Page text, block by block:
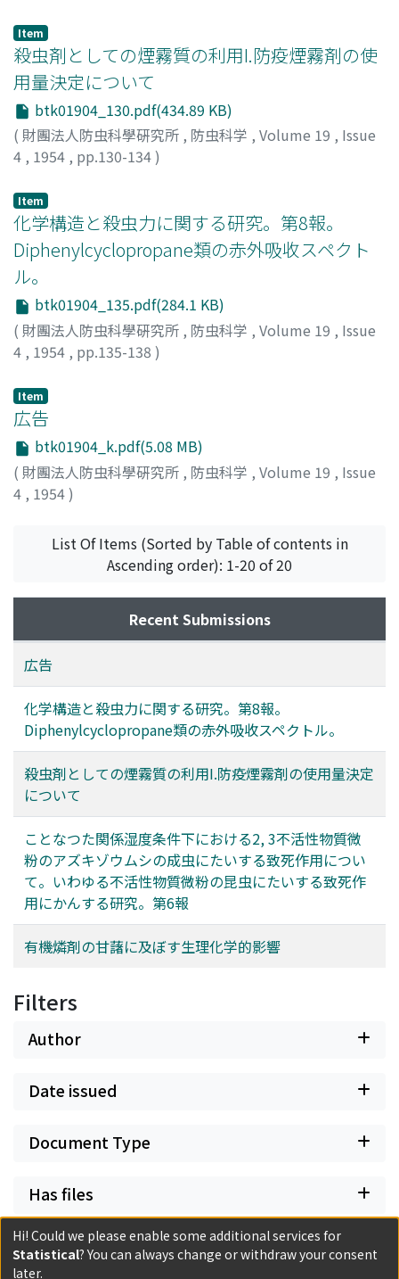
Item
殺虫剤としての煙霧質の利用I.防疫煙霧剤の使
用量決定について
btk01904_130.pdf(434.89 KB)
( 財團法人防虫科學硏究所 , 防虫科学 , Volume 19 , Issue
4 , 1954 , pp.130-134)
MOTONO, Akira
Item
化学構造と殺虫力に関する研究。第8報。
Diphenylcyclopropane類の赤外吸收スペクト
ル。
btk01904_135.pdf(284.1 KB)
( 財團法人防虫科學硏究所 , 防虫科学 , Volume 19 , Issue
4 , 1954 , pp.135-138 )
Item
広告
btk01904_k.pdf(5.08 MB)
( 財團法人防虫科學硏究所 , 防虫科学 , Volume 19 , Issue
4 , 1954)
List Of Items (Sorted by Table of contents in
Ascending order): 1-20 of 20
Recent Submissions
広告
化学構造と殺虫力に関する研究。第8報。
Diphenylcyclopropane類の赤外吸收スペクトル。
殺虫剤としての煙霧質の利用I.防疫煙霧剤の使用量決定
について
ことなつた関係湿度条件下における2, 3不活性物質微
粉のアズキゾウムシの成虫にたいする致死作用につい
て。いわゆる不活性物質微粉の昆虫にたいする致死作
用にかんする研究。第6報
有機燐剤の甘藷に及ぼす生理化学的影響
Filters
Author
Date issued
Document Type
Has files
Hi! Could we please enable some additional services for
Statistical? You can always change or withdraw your consent
later.